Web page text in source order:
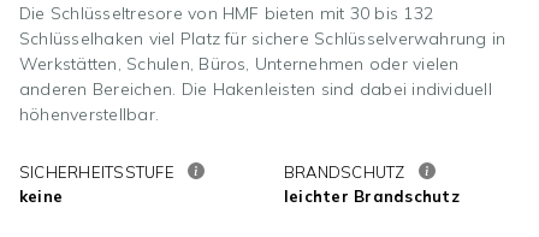
Die Schlüsseltresore von HMF bieten mit 30 bis 132
Schlüsselhaken viel Platz für sichere Schlüsselverwahrung in
Werkstätten, Schulen, Büros, Unternehmen oder vielen
anderen Bereichen. Die Hakenleisten sind dabei individuell
höhenverstellbar.
SICHERHEITSSTUFE
keine
BRANDSCHUTZ
leichter Brandschutz